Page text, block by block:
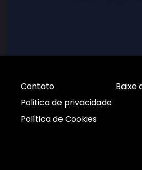
Contato
Politica de privacidade
Política de Cookies
Baixe